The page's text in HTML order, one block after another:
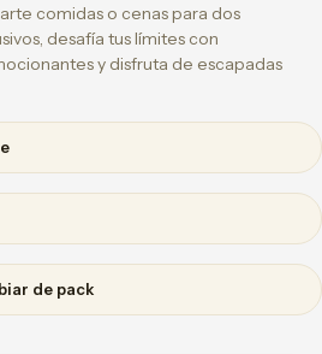
comidas o cenas para dos
desafía tus límites con
y disfruta de escapadas
de pack